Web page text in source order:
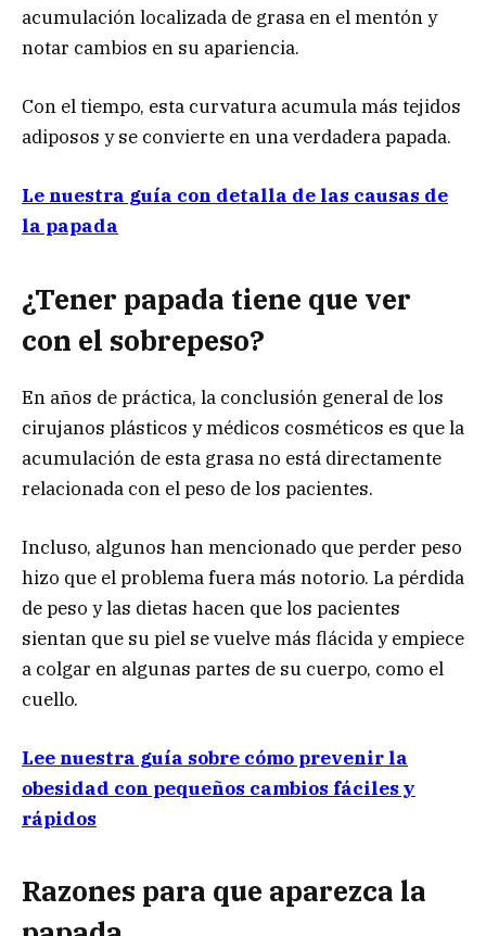
acumulación localizada de grasa en el mentón y
notar cambios en su apariencia.
Con el tiempo, esta curvatura acumula más tejidos
adiposos y se convierte en una verdadera papada.
Le nuestra guía con detalla de las causas de
la papada
¿Tener papada tiene que ver
con el sobrepeso?
En años de práctica, la conclusión general de los
cirujanos plásticos y médicos cosméticos es que la
acumulación de esta grasa no está directamente
relacionada con el peso de los pacientes.
Incluso, algunos han mencionado que perder peso
hizo que el problema fuera más notorio. La pérdida
de peso y las dietas hacen que los pacientes
sientan que su piel se vuelve más flácida y empiece
a colgar en algunas partes de su cuerpo, como el
cuello.
Lee nuestra guía sobre cómo prevenir la
obesidad con pequeños cambios fáciles y
rápidos
Razones para que aparezca la